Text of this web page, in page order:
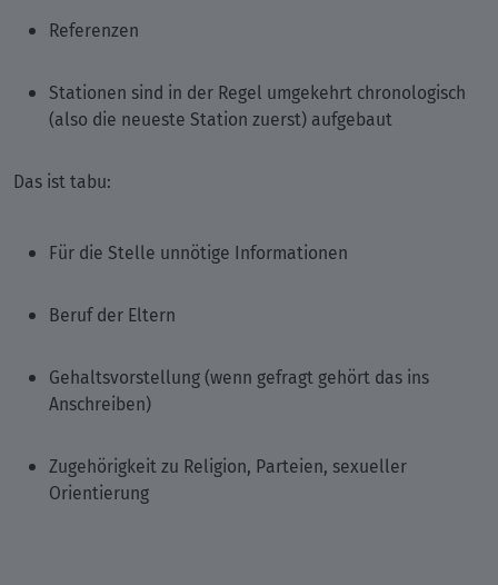
Referenzen
Stationen sind in der Regel umgekehrt chronologisch
(also die neueste Station zuerst) aufgebaut
Das ist tabu:
Für die Stelle unnötige Informationen
Beruf der Eltern
Gehaltsvorstellung (wenn gefragt gehört das ins
Anschreiben)
Zugehörigkeit zu Religion, Parteien, sexueller
Orientierung